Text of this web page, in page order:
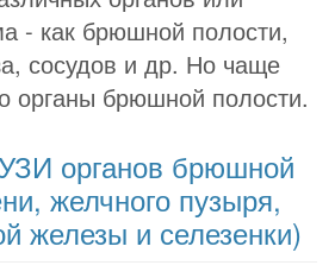
- как брюшной полости,
сосудов и др. Но чаще
органы брюшной полости.
органов брюшной
желчного пузыря,
железы и селезенки)